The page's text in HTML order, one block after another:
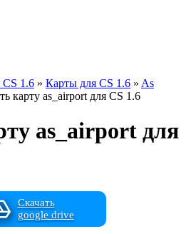
CS 1.6 » Карты для CS 1.6 » As
карту as_airport для CS 1.6
as_airport для
Скачать
google drive